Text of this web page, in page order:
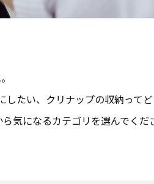
たい、クリナップの収納ってど
気になるカテゴリを選んでくだ